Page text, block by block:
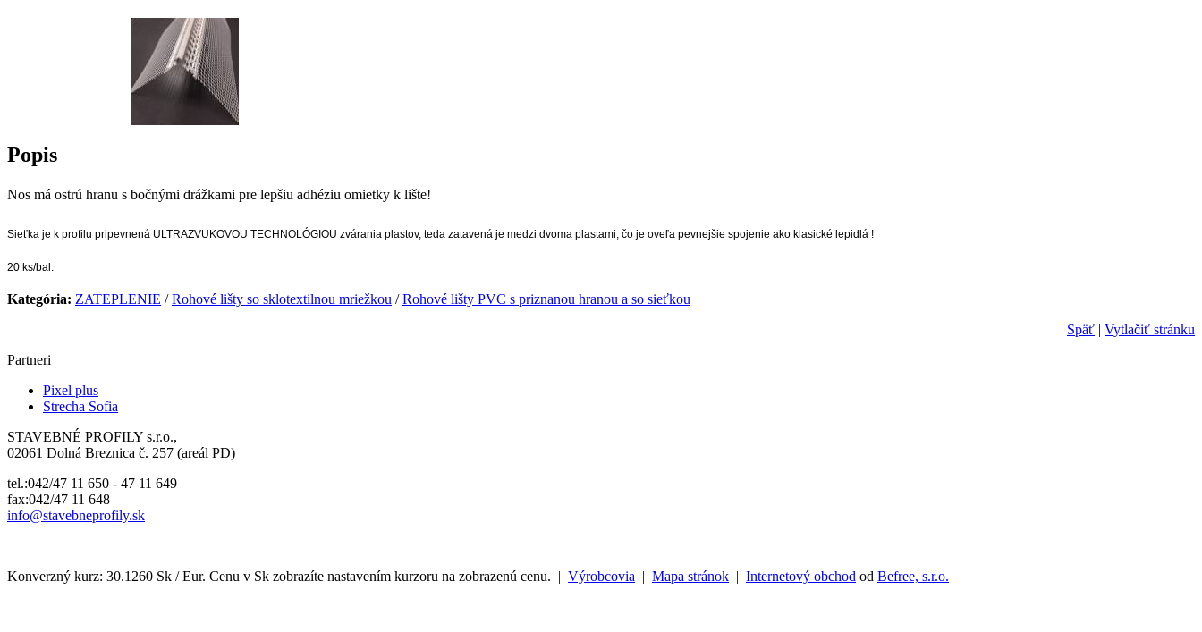
Popis
Nos má ostrú hranu s bočnými drážkami pre lepšiu adhéziu omietky k lište!
Sieťka je k profilu pripevnená ULTRAZVUKOVOU TECHNOLÓGIOU zvárania plastov, teda zatavená je medzi dvoma plastami, čo je oveľa pevnejšie spojenie ako klasické lepidlá !
20 ks/bal.
Kategória: ZATEPLENIE /Rohové lišty so sklotextilnou mriežkou /Rohové lišty PVC s priznanou hranou a so sieťkou
Späť | Vytlačiť stránku
Partneri
Pixel plus
Strecha Sofia
STAVEBNÉ PROFILY s.r.o.,
02061 Dolná Breznica č. 257 (areál PD)
tel.:042/47 11 650 - 47 11 649
fax:042/47 11 648
info@stavebneprofily.sk
Konverzný kurz: 30.1260 Sk / Eur. Cenu v Sk zobrazíte nastavením kurzoru na zobrazenú cenu. | Výrobcovia | Mapa stránok | Internetový obchod od Befree, s.r.o.